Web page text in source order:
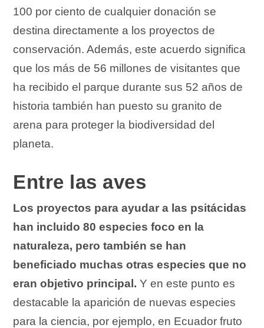
100 por ciento de cualquier donación se
destina directamente a los proyectos de
conservación. Además, este acuerdo significa
que los más de 56 millones de visitantes que
ha recibido el parque durante sus 52 años de
historia también han puesto su granito de
arena para proteger la biodiversidad del
planeta.
Entre las aves
Los proyectos para ayudar a las psitácidas
han incluido 80 especies foco en la
naturaleza, pero también se han
beneficiado muchas otras especies que no
eran objetivo principal. Y en este punto es
destacable la aparición de nuevas especies
para la ciencia, por ejemplo, en Ecuador fruto